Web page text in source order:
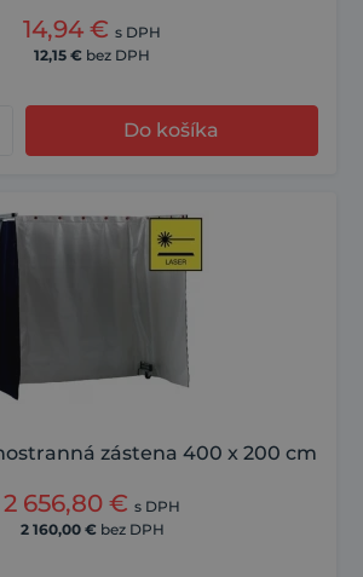
14,94 € s DPH
12,15 € bez DPH
Do košíka
zástena 400 x 200 cm
2 656,80 € s DPH
2 160,00 € bez DPH